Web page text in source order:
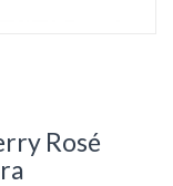
Rosé